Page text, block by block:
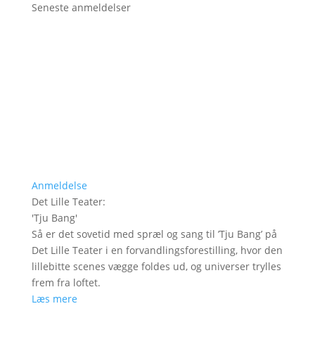
Seneste anmeldelser
Anmeldelse
Det Lille Teater:
'Tju Bang'
Så er det sovetid med spræl og sang til ’Tju Bang’ på
Det Lille Teater i en forvandlingsforestilling, hvor den
lillebitte scenes vægge foldes ud, og universer trylles
frem fra loftet.
Læs mere